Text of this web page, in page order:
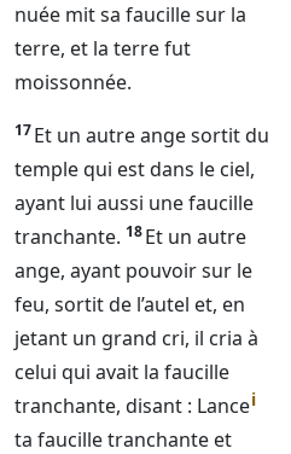
nuée mit sa faucille sur la
terre, et la terre fut
moissonnée.
17Et un autre ange sortit du
temple qui est dans le ciel,
ayant lui aussi une faucille
tranchante. 18Et un autre
ange, ayant pouvoir sur le
feu, sortit de l’autel et, en
jetant un grand cri, il cria à
celui qui avait la faucille
tranchante, disant : Lancei
ta faucille tranchante et